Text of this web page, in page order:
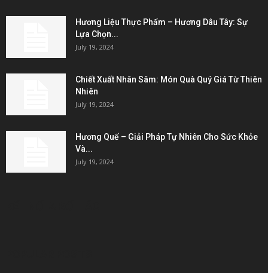
Hương Liệu Thực Phẩm – Hương Dâu Tây: Sự
Lựa Chọn...
July 19, 2024
Chiết Xuất Nhân Sâm: Món Quà Quý Giá Từ Thiên
Nhiên
July 19, 2024
Hương Quế – Giải Pháp Tự Nhiên Cho Sức Khỏe
Và...
July 19, 2024